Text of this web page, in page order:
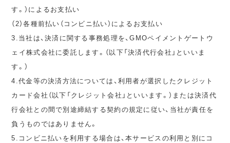
す。）によるお支払い
（2）各種前払い（コンビニ払い）によるお支払い
3.当社は、決済に関する事務処理を、GMOペイメントゲートウ
ェイ株式会社に委託します。（以下「決済代行会社」といいま
す。）
4.代金等の決済方法については、利用者が選択したクレジット
カード会社（以下「クレジット会社」といいます。）または決済代
行会社との間で別途締結する契約の規定に従い、当社が責任を
負うものではありません。
5.コンビニ払いを利用する場合は、本サービスの利用と別にコ